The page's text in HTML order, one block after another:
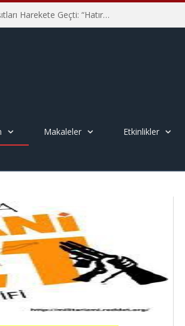
Hiroşima’nın 81. Yılında İtalyan Savaş Karşıtları Harekete Geçti: “Hatırlamak yeterli değil”
Makaleler Etkinlikler